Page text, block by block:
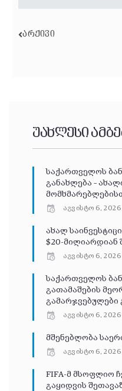
ᲐᲠᲥᲘᲕᲘ
უახლესი
საქართველოს
განახლება –
აგვისტო 6, 2026
ახალ
$20-მილიარდიან
აგვისტო 6, 2026
საქართველოს
გათამაშების
გამარჯვებულები
აგვისტო 6, 2026
მშენებლობა
აგვისტო 6, 2026
FIFA-მ მსოფლიო
გაყიდვის